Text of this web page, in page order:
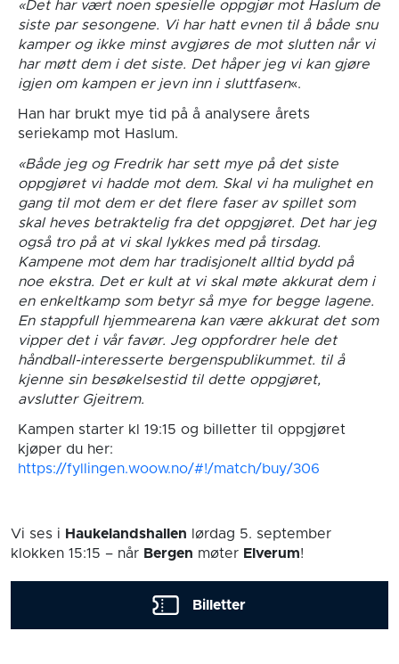
«Det har vært noen spesielle oppgjør mot Haslum de
siste par sesongene. Vi har hatt evnen til å både snu
kamper og ikke minst avgjøres de mot slutten når vi
har møtt dem i det siste. Det håper jeg vi kan gjøre
igjen om kampen er jevn inn i sluttfasen«.
Han har brukt mye tid på å analysere årets
seriekamp mot Haslum.
«Både jeg og Fredrik har sett mye på det siste
oppgjøret vi hadde mot dem. Skal vi ha mulighet en
gang til mot dem er det flere faser av spillet som
skal heves betraktelig fra det oppgjøret. Det har jeg
også tro på at vi skal lykkes med på tirsdag.
Kampene mot dem har tradisjonelt alltid bydd på
noe ekstra. Det er kult at vi skal møte akkurat dem i
en enkeltkamp som betyr så mye for begge lagene.
En stappfull hjemmearena kan være akkurat det som
vipper det i vår favør. Jeg oppfordrer hele det
håndball-interesserte bergenspublikummet. til å
kjenne sin besøkelsestid til dette oppgjøret,
avslutter Gjeitrem.
Kampen starter kl 19:15 og billetter til oppgjøret
kjøper du her:
https://fyllingen.woow.no/#!/match/buy/306
Vi ses i Haukelandshallen lørdag 5. september
klokken 15:15 – når Bergen møter Elverum!
Billetter